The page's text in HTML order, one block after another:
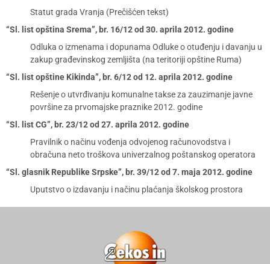
Statut grada Vranja (Prečišćen tekst)
“Sl. list opština Srema”, br. 16/12 od 30. aprila 2012. godine
Odluka o izmenama i dopunama Odluke o otuđenju i davanju u
zakup građevinskog zemljišta (na teritoriji opštine Ruma)
“Sl. list opštine Kikinda”, br. 6/12 od 12. aprila 2012. godine
Rešenje o utvrđivanju komunalne takse za zauzimanje javne
površine za prvomajske praznike 2012. godine
“Sl. list CG”, br. 23/12 od 27. aprila 2012. godine
Pravilnik o načinu vođenja odvojenog računovodstva i
obračuna neto troškova univerzalnog poštanskog operatora
“Sl. glasnik Republike Srpske”, br. 39/12 od 7. maja 2012. godine
Uputstvo o izdavanju i načinu plaćanja školskog prostora